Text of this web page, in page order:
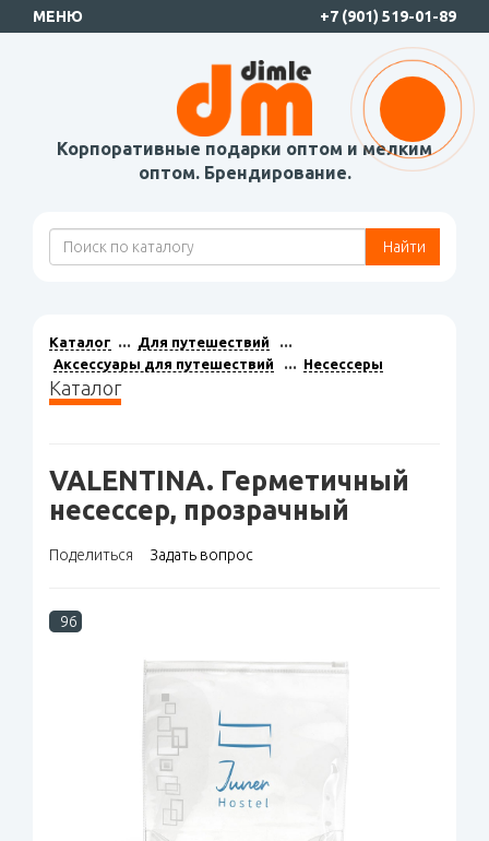
МЕНЮ +7 (901) 519-01-89
Корпоративные подарки оптом и мелким
оптом. Брендирование.
Найти
Каталог
Для путешествий
Аксессуары для путешествий
Несессеры
Каталог
VALENTINA. Герметичный
несессер, прозрачный
Поделиться Задать вопрос
96